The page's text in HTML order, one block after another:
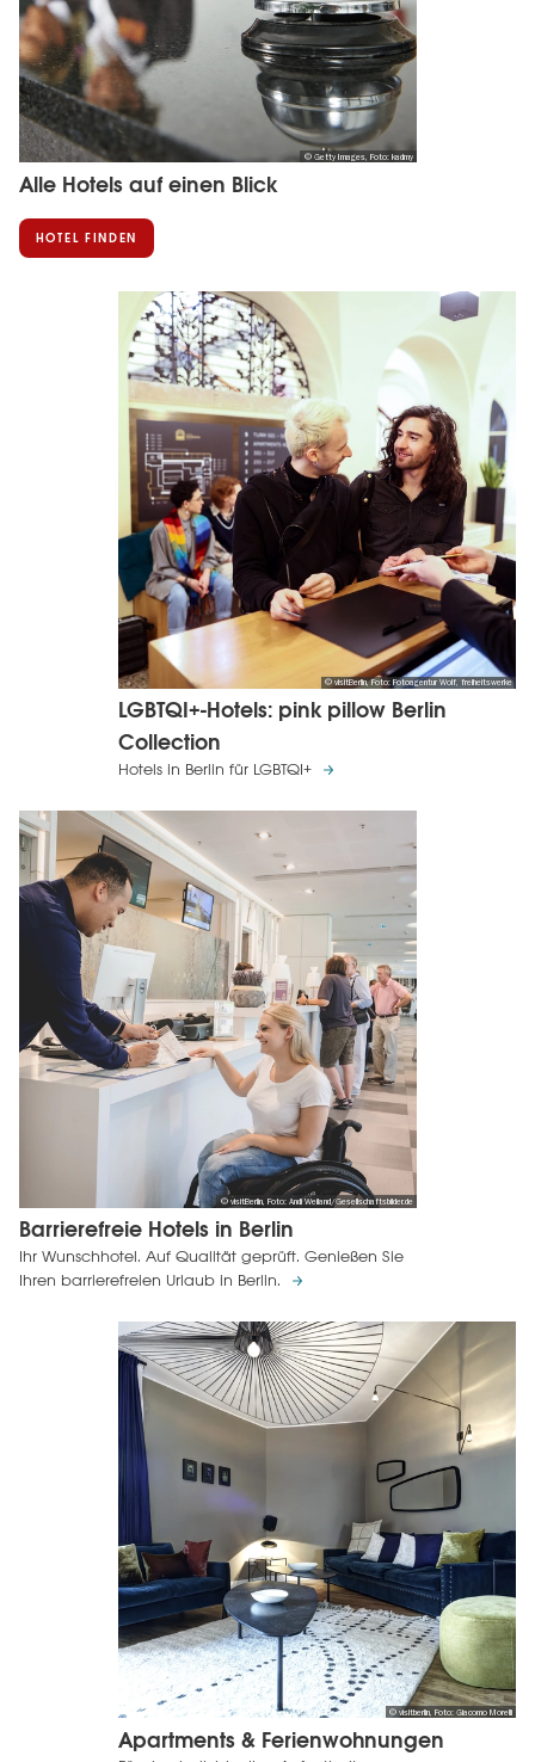
© Getty Images, Foto: kadmy
Alle Hotels auf einen Blick
HOTEL FINDEN
© visitBerlin, Foto: Fotoagentur Wolf, freiheitswerke
LGBTQI+-Hotels: pink pillow Berlin
Collection
Hotels in Berlin für LGBTQI+
© visitBerlin, Foto: Andi Weiland/Gesellschaftsbilder.de
Barrierefreie Hotels in Berlin
Ihr Wunschhotel. Auf Qualität geprüft. Genießen Sie
Ihren barrierefreien Urlaub in Berlin.
© visitberlin, Foto: Giacomo Morelli
Apartments & Ferienwohnungen